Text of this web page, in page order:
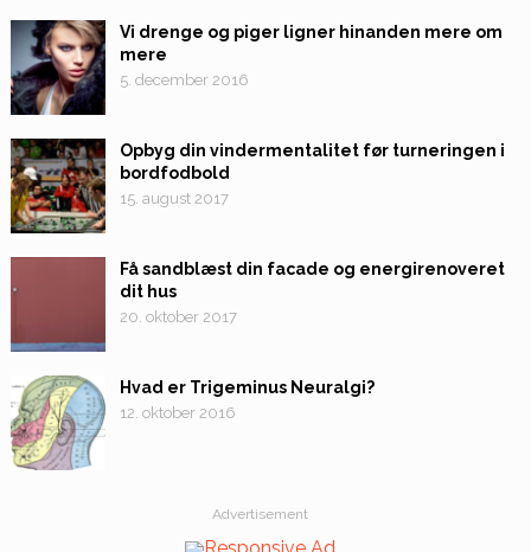
Vi drenge og piger ligner hinanden mere om
mere
5. december 2016
Opbyg din vindermentalitet før turneringen i
bordfodbold
15. august 2017
Få sandblæst din facade og energirenoveret
dit hus
20. oktober 2017
Hvad er Trigeminus Neuralgi?
12. oktober 2016
Advertisement